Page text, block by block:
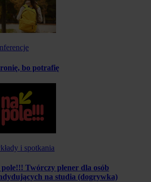
bo potrafię
i spotkania
Twórczy plener dla osób
na studia (dogrywka)